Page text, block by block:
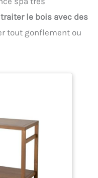
le bois avec des
tout gonflement ou